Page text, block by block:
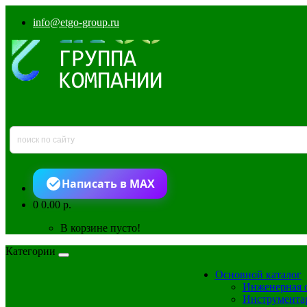
info@etgo-group.ru
Написать в MAX
00.00 р.
В корзине пусто!
Категории
Основной каталог
Инженерная